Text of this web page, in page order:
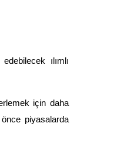
ılımlı
için daha
piyasalarda